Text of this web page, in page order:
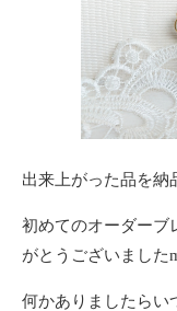
出来上がった品を納
初めてのオーダーブ
がとうございました
何かありましたらい